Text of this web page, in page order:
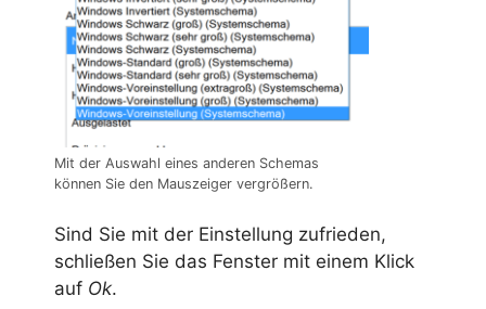
Mit der Auswahl eines anderen Schemas
können Sie den Mauszeiger vergrößern.
Sind Sie mit der Einstellung zufrieden,
schließen Sie das Fenster mit einem Klick
auf Ok.